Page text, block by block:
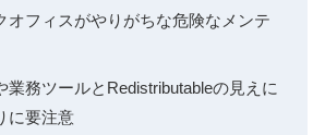
オフィスがやりがちな危険なメンテ
業務ツールとRedistributableの見えに
に要注意